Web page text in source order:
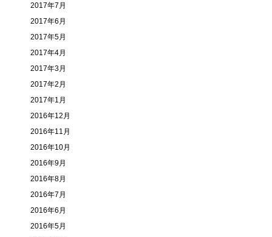
2017年7月
2017年6月
2017年5月
2017年4月
2017年3月
2017年2月
2017年1月
2016年12月
2016年11月
2016年10月
2016年9月
2016年8月
2016年7月
2016年6月
2016年5月